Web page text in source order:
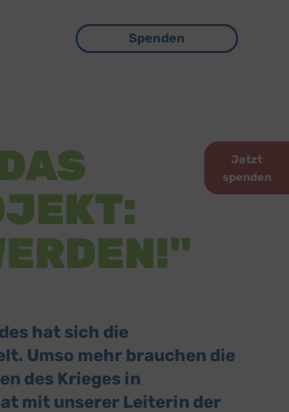
Spenden
Jetzt
spenden
hat sich die
Umso mehr brauchen die
des Krieges in
mit unserer Leiterin der